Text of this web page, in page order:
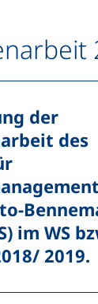
der
des
im WS
2019.